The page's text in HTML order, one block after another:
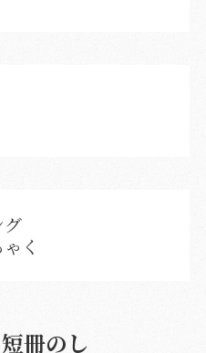
グ
く
冊のし